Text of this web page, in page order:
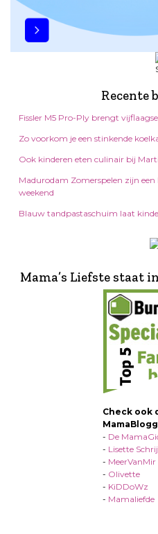
Recente
Fissler M5 Pro-Ply brengt
Zo voorkom je een stinkende
Ook kinderen eten culinair bij
Madurodam Zomerspelen zijn
weekend
Blauw tandpastaschuim laat
Mama’s Liefste staat
Check ook
- De
- Lisette
- MeerVanMir
- Olivette
- KiDDoWz
- Mamaliefde